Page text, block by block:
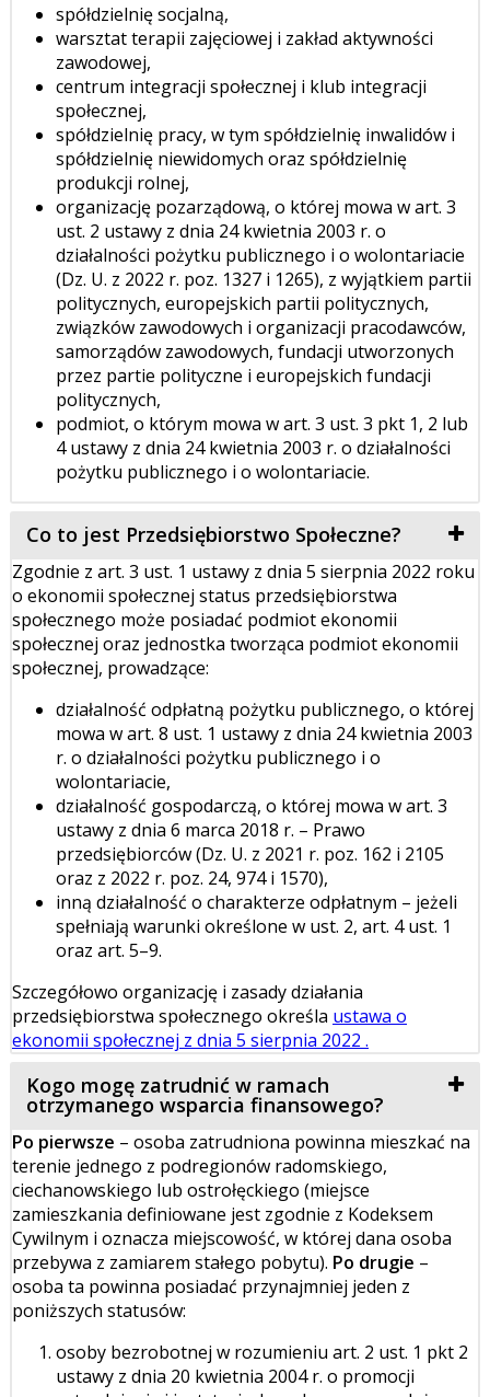
spółdzielnię socjalną,
warsztat terapii zajęciowej i zakład aktywności
zawodowej,
centrum integracji społecznej i klub integracji
społecznej,
spółdzielnię pracy, w tym spółdzielnię inwalidów i
spółdzielnię niewidomych oraz spółdzielnię
produkcji rolnej,
organizację pozarządową, o której mowa w art. 3
ust. 2 ustawy z dnia 24 kwietnia 2003 r. o
działalności pożytku publicznego i o wolontariacie
(Dz. U. z 2022 r. poz. 1327 i 1265), z wyjątkiem partii
politycznych, europejskich partii politycznych,
związków zawodowych i organizacji pracodawców,
samorządów zawodowych, fundacji utworzonych
przez partie polityczne i europejskich fundacji
politycznych,
podmiot, o którym mowa w art. 3 ust. 3 pkt 1, 2 lub
4 ustawy z dnia 24 kwietnia 2003 r. o działalności
pożytku publicznego i o wolontariacie.
Co to jest Przedsiębiorstwo Społeczne?
Zgodnie z art. 3 ust. 1 ustawy z dnia 5 sierpnia 2022 roku
o ekonomii społecznej status przedsiębiorstwa
społecznego może posiadać podmiot ekonomii
społecznej oraz jednostka tworząca podmiot ekonomii
społecznej, prowadzące:
działalność odpłatną pożytku publicznego, o której
mowa w art. 8 ust. 1 ustawy z dnia 24 kwietnia 2003
r. o działalności pożytku publicznego i o
wolontariacie,
działalność gospodarczą, o której mowa w art. 3
ustawy z dnia 6 marca 2018 r. – Prawo
przedsiębiorców (Dz. U. z 2021 r. poz. 162 i 2105
oraz z 2022 r. poz. 24, 974 i 1570),
inną działalność o charakterze odpłatnym – jeżeli
spełniają warunki określone w ust. 2, art. 4 ust. 1
oraz art. 5–9.
Szczegółowo organizację i zasady działania
przedsiębiorstwa społecznego określa ustawa o
ekonomii społecznej z dnia 5 sierpnia 2022 .
Kogo mogę zatrudnić w ramach
otrzymanego wsparcia finansowego?
Po pierwsze – osoba zatrudniona powinna mieszkać na
terenie jednego z podregionów radomskiego,
ciechanowskiego lub ostrołęckiego (miejsce
zamieszkania definiowane jest zgodnie z Kodeksem
Cywilnym i oznacza miejscowość, w której dana osoba
przebywa z zamiarem stałego pobytu). Po drugie –
osoba ta powinna posiadać przynajmniej jeden z
poniższych statusów:
osoby bezrobotnej w rozumieniu art. 2 ust. 1 pkt 2
ustawy z dnia 20 kwietnia 2004 r. o promocji